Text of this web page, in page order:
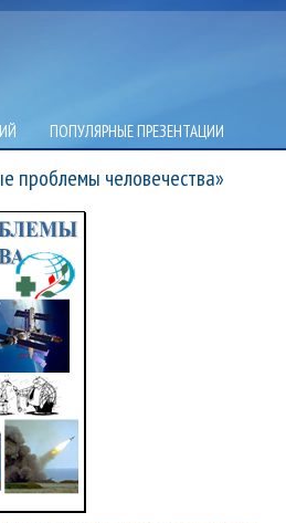
ПОПУЛЯРНЫЕ ПРЕЗЕНТАЦИИ
проблемы человечества»